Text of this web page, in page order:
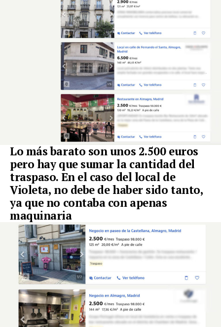
Lo más barato son unos 2.500 euros
pero hay que sumar la cantidad del
traspaso. En el caso del local de
Violeta, no debe de haber sido tanto,
ya que no contaba con apenas
maquinaria